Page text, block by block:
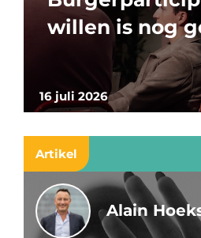
16 juli 2026
willen is nog
Artikel
Alain